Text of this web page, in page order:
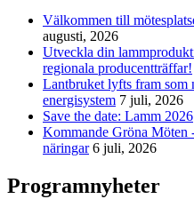
Välkommen till
augusti, 2026
Utveckla din
regionala producentträffar!
Lantbruket lyfts fram som
energisystem 7 juli, 2026
Save the date: Lamm 2026
Kommande Gröna Möten
näringar 6 juli, 2026
Programnyheter